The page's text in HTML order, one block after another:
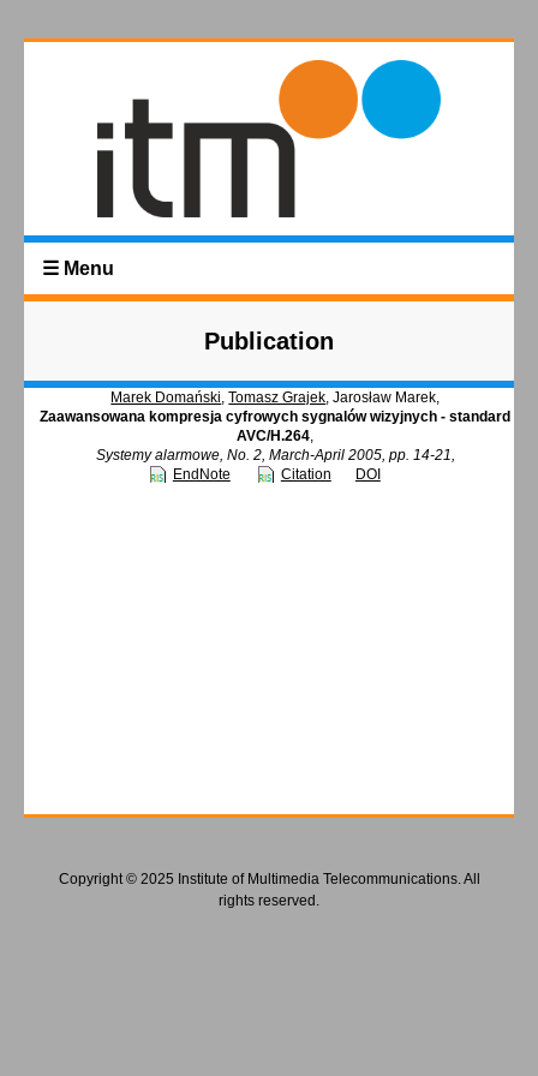
☰ Menu
Publication
Marek Domański,Tomasz Grajek, Jarosław Marek,
Zaawansowana kompresja cyfrowych sygnalów wizyjnych - standard
AVC/H.264,
Systemy alarmowe, No. 2, March-April 2005, pp. 14-21,
EndNote
Citation DOI
Copyright © 2025 Institute of Multimedia Telecommunications. All
rights reserved.